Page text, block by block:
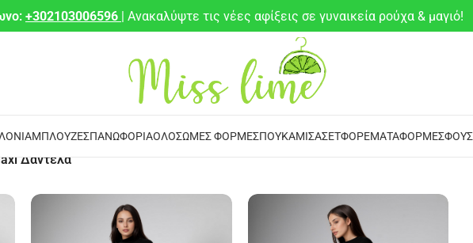
+302103006596 | Ανακαλύψτε τις νέες αφίξεις σε γυναικεία ρούχα & μαγιό!
ΜΠΛΟΎΖΕΣΠΑΝΩΦΌΡΙΑΟΛΌΣΩΜΕΣ ΦΌΡΜΕΣΠΟΥΚΆΜΙΣΑΣΕΤΦΟΡΈΜΑΤΑΦΌΡΜΕΣ
Δαντέλα